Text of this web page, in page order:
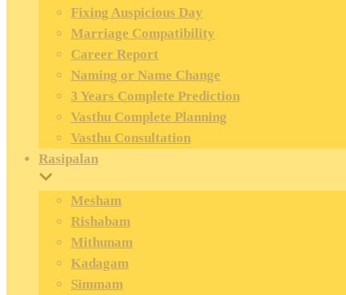
Fixing Auspicious Day
Marriage Compatibility
Career Report
Naming or Name Change
3 Years Complete Prediction
Vasthu Complete Planning
Vasthu Consultation
Rasipalan
Mesham
Rishabam
Mithunam
Kadagam
Simmam